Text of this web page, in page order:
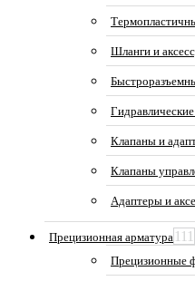
Шланги и
Клапаны и
Клапаны
Адаптеры и
Прецизионная арматура 111
Прецизионные